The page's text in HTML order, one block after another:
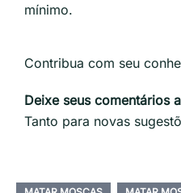
mínimo.
Contribua com seu
Deixe seus comentários
Tanto para novas